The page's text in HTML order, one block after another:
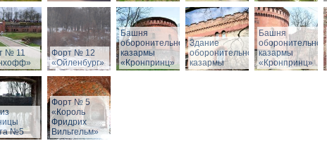
№ 11
Форт № 12
«Ойленбург»
Башня
оборонительной
казармы
«Кронпринц»
Здание
оборонительной
казармы
Башня
оборонительной
казармы
«Кронпринц»
№5
Форт № 5
«Король
Фридрих
Вильгельм»